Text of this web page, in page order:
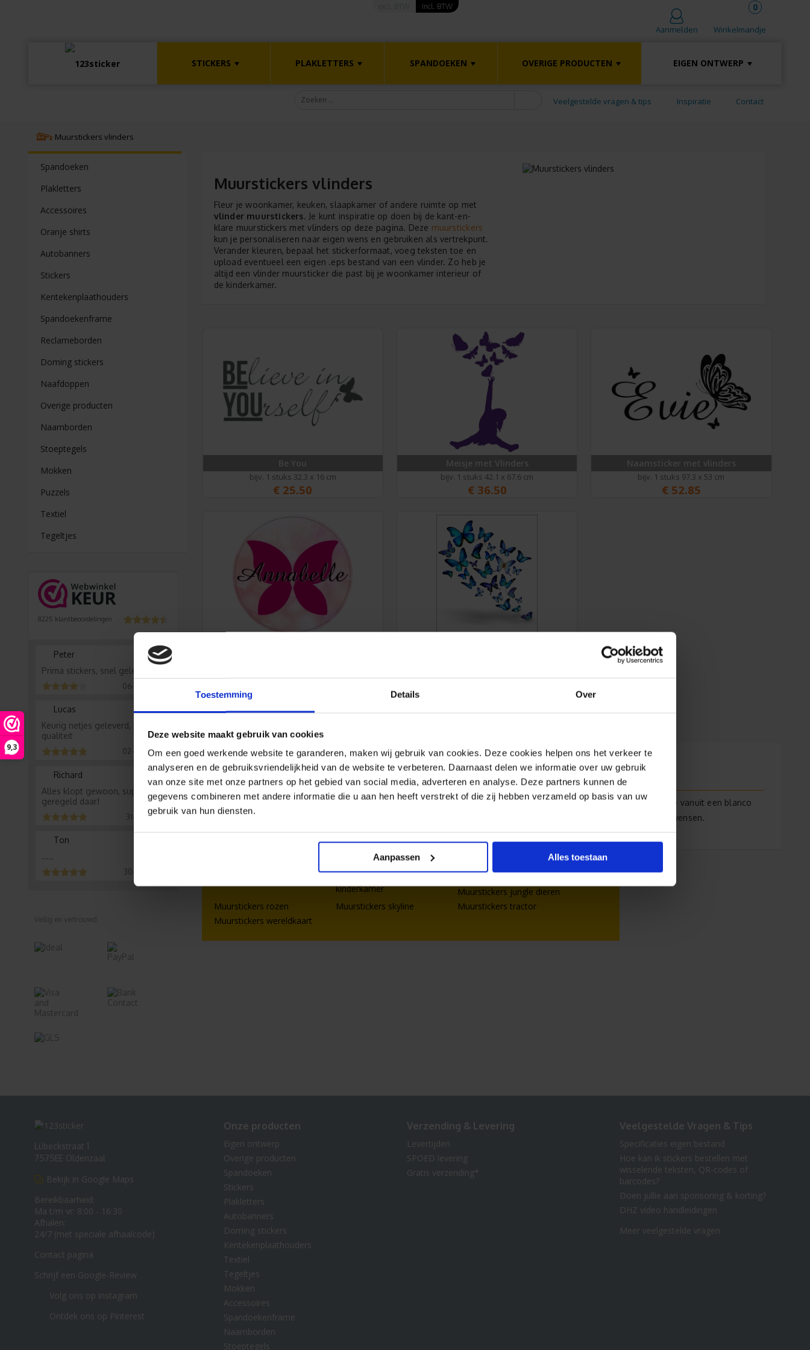
9,3
Toestemming Details Over
Deze website maakt gebruik van cookies
Om een goed werkende website te garanderen, maken wij gebruik van cookies. Deze cookies helpen ons het verkeer te
analyseren en de gebruiksvriendelijkheid van de website te verbeteren. Daarnaast delen we informatie over uw gebruik
van onze site met onze partners op het gebied van social media, adverteren en analyse. Deze partners kunnen de
gegevens combineren met andere informatie die u aan hen heeft verstrekt of die zij hebben verzameld op basis van uw
gebruik van hun diensten.
Aanpassen Alles toestaan
Aanmelden Winkelmandje
0
STICKERS PLAKLETTERS SPANDOEKEN OVERIGE PRODUCTEN EIGEN ONTWERP
Veelgestelde vragen & tips Inspiratie Contact
Incl. BTW
Muurstickers vlinders
Spandoeken
Plakletters
Accessoires
Oranje shirts
Autobanners
Stickers
Kentekenplaathouders
Spandoekenframe
Reclameborden
Doming stickers
Naafdoppen
Overige producten
Naamborden
Stoeptegels
Mokken
Puzzels
Textiel
Tegeltjes
8225 klantbeoordelingen
Peter
Prima stickers, snel geleverd
06-08-2026
Lucas
Keurig netjes geleverd, prima
qualiteit
02-08-2026
Richard
Alles klopt gewoon, super
geregeld daar!
31-07-2026
Ton
.....
30-07-2026
Veilig en vertrouwd:
Muurstickers vlinders
Fleur je woonkamer, keuken, slaapkamer of andere ruimte op met
vlinder muurstickers. Je kunt inspiratie op doen bij de kant-en-
klare muurstickers met vlinders op deze pagina. Deze muurstickers
kun je personaliseren naar eigen wens en gebruiken als vertrekpunt.
Verander kleuren, bepaal het stickerformaat, voeg teksten toe en
upload eventueel een eigen .eps bestand van een vlinder. Zo heb je
altijd een vlinder muursticker die past bij je woonkamer interieur of
de kinderkamer.
Be You
bijv. 1 stuks 32.3 x 16 cm
€ 25.50
Meisje met Vlinders
bijv. 1 stuks 42.1 x 67.6 cm
€ 36.50
Naamsticker met vlinders
bijv. 1 stuks 97.3 x 53 cm
€ 52.85
Maak je eigen muursticker met vlinders
Wanneer je liever vanaf scratch je eigen vlinder muurstickers maakt kan dat via demuurstickermodule. Hierin kun je vanuit een blanco
ontwerp muursticker naar eigen wens ontwerpen. Zo heb je altijd een muursticker met vlinders die voldoet aan je wensen.
Bekijk ook eens deze muurstickers:
kinderkamer
Muurstickers jungle dieren
Muurstickers rozen
Muurstickers skyline
Muurstickers tractor
Muurstickers wereldkaart
Lübeckstraat 1
7575EE Oldenzaal
Bekijk in Google Maps
Bereikbaarheid:
Ma t/m vr: 8:00 - 16:30
Afhalen:
24/7 (met speciale afhaalcode)
Contact pagina
Schrijf een Google-Review
Volg ons op instagram
Ontdek ons op Pinterest
Onze producten
Eigen ontwerp
Overige producten
Spandoeken
Stickers
Plakletters
Autobanners
Doming stickers
Kentekenplaathouders
Textiel
Tegeltjes
Mokken
Accessoires
Spandoekenframe
Naamborden
Stoeptegels
Verzending & Levering
Levertijden
SPOED levering
Gratis verzending*
Veelgestelde Vragen & Tips
Specificaties eigen bestand
Hoe kan ik stickers bestellen met
wisselende teksten, QR-codes of
barcodes?
Doen jullie aan sponsoring & korting?
DHZ video handleidingen
Meer veelgestelde vragen